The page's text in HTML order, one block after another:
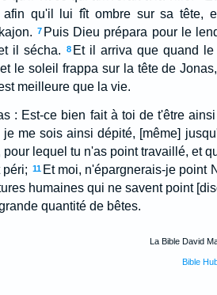
afin qu'il lui fît ombre sur sa tête,
7 Puis Dieu prépara pour le
il sécha.
8 Et il arriva que quand
le soleil frappa sur la tête de
meilleure que la vie.
: Est-ce bien fait à toi de t'être
me sois ainsi dépité, [même]
lequel tu n'as point travaillé, et
péri; 11 Et moi, n'épargnerais-je point
humaines qui ne savent point
quantité de bêtes.
La Bible David
Bible